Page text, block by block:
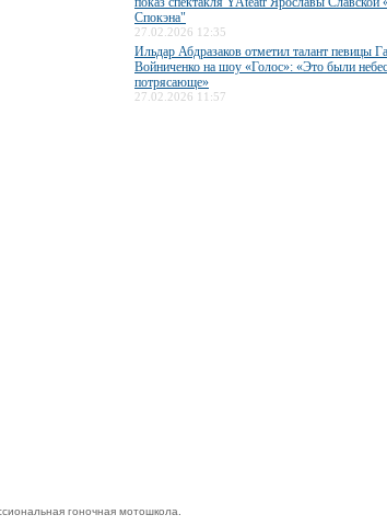
Спокэна"
27.02.2026 12:35
Ильдар Абдразаков отметил талант певицы
Войниченко на шоу «Голос»: «Это были
потрясающе»
27.02.2026 11:57
гоночная мотошкола